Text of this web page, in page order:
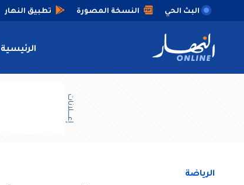
البث الحي النسخة المصورة تطبيق النهار
الرئيسية
إعــــلانات
الرياضة